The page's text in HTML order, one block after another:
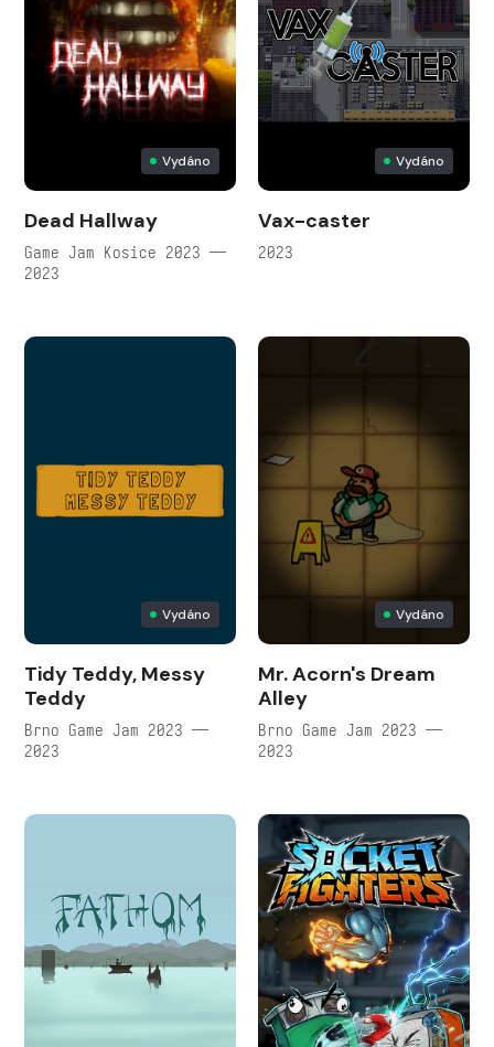
Vydáno
Dead Hallway
Game Jam Kosice 2023 —
2023
Vydáno
Vax-caster
2023
Vydáno
Tidy Teddy, Messy
Teddy
Brno Game Jam 2023 —
2023
Vydáno
Mr. Acorn's Dream
Alley
Brno Game Jam 2023 —
2023